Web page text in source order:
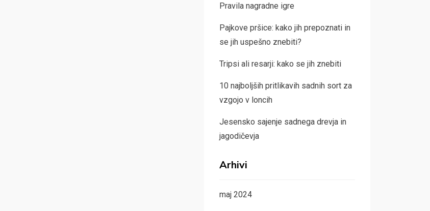
Pravila nagradne igre
Pajkove pršice: kako jih prepoznati in
se jih uspešno znebiti?
Tripsi ali resarji: kako se jih znebiti
10 najboljših pritlikavih sadnih sort za
vzgojo v loncih
Jesensko sajenje sadnega drevja in
jagodičevja
Arhivi
maj 2024